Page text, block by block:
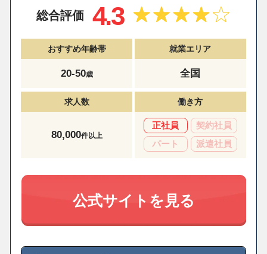
総合評価 4.3
おすすめ年齢帯
20-50歳
就業エリア
全国
求人数
80,000件以上
働き方
正社員
契約社員
パート
派遣社員
公式サイトを見る